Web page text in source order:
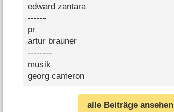
edward zantara
------
pr
artur brauner
--------
musik
georg cameron
alle Beiträge ansehen